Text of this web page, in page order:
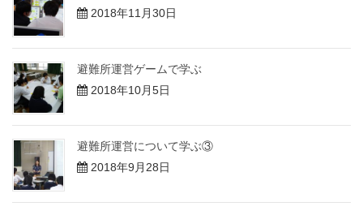
2018年11月30日
避難所運営ゲームで学ぶ
2018年10月5日
避難所運営について学ぶ③
2018年9月28日